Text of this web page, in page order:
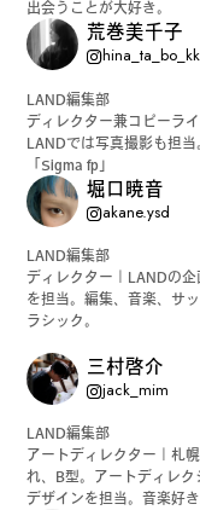
出会うことが大好き。
荒巻美千子
LAND編集部
ディレクター兼コピーライ
LANDでは写真撮影も担当
「Sigma fp」
堀口暁音
akane.ysd
LAND編集部
ディレクター｜LANDの企
を担当。編集、音楽、サ
ラシック。
三村啓介
jack_mim
LAND編集部
アートディレクター｜札
れ、B型。アートディレク
デザインを担当。音楽好き